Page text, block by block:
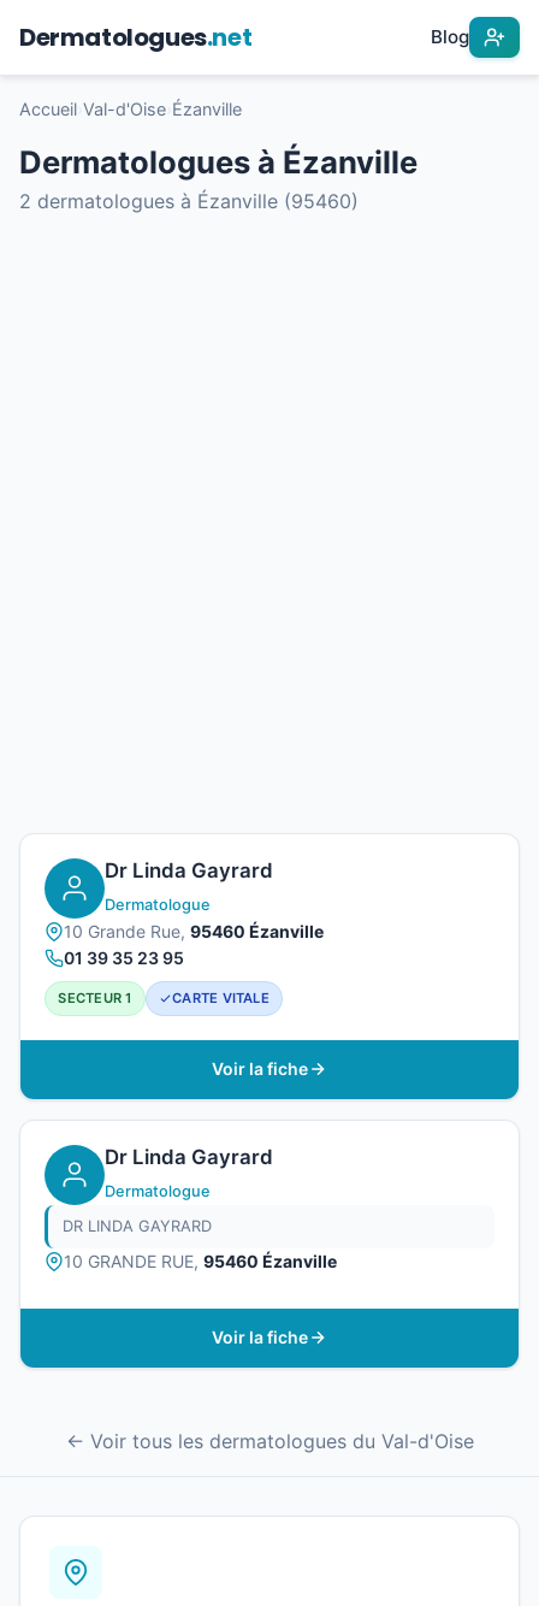
Dermatologues.net Blog
Accueil Val-d'Oise Ézanville
Dermatologues à Ézanville
2 dermatologues à Ézanville (95460)
Dr Linda Gayrard
Dermatologue
10 Grande Rue, 95460 Ézanville
01 39 35 23 95
SECTEUR 1 CARTE VITALE
Voir la fiche
Dr Linda Gayrard
Dermatologue
DR LINDA GAYRARD
10 GRANDE RUE, 95460 Ézanville
Voir la fiche
← Voir tous les dermatologues du Val-d'Oise